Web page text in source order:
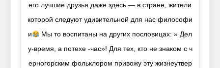
его лучшие друзья даже здесь — в стране, жители
которой следуют удивительной для нас философи
и
Мы то воспитаны на других пословицах: » Дел
у-время, а потехе -час»! Для тех, кто не знаком с ч
ерногорским фольклором привожу эту жизнеутвер